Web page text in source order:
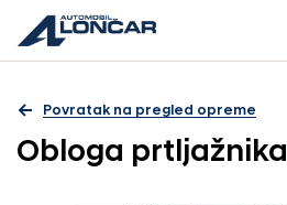
Povratak na pregled opreme
Obloga prtljažnika